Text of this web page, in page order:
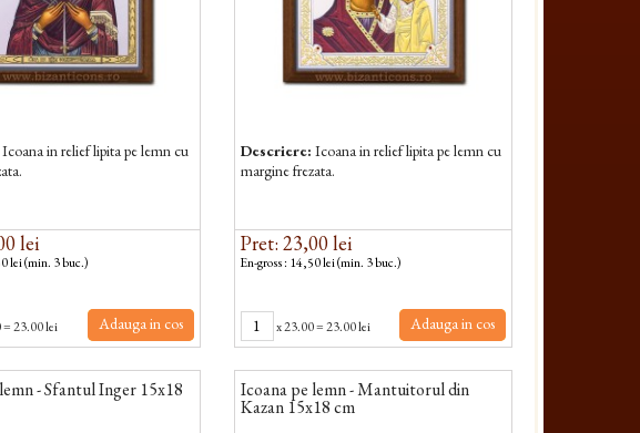
Icoana in relief lipita pe lemn cu
lei
lei (min. 3 buc.)
=23.00 lei Adauga in cos
Descriere: Icoana in relief lipita pe lemn cu
margine frezata.
Pret: 23,00 lei
En-gross : 14,50 lei (min. 3 buc.)
x23.00=23.00 lei Adauga in cos
- Sfantul Inger 15x18 Icoana pe lemn - Mantuitorul din
Kazan 15x18 cm